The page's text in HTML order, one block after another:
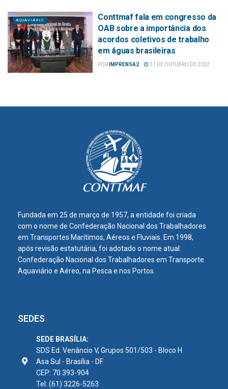
AQUAVIÁRIO
Conttmaf fala em congresso da
OAB sobre a importância dos
acordos coletivos de trabalho
em águas brasileiras
POR IMPRENSA2 31 DE OUTUBRO DE 2022
Fundada em 25 de março de 1957, a entidade foi criada
com o nome de Confederação Nacional dos Trabalhadores
em Transportes Marítimos, Aéreos e Fluviais. Em 1998,
após revisão estatutária, foi adotado o nome atual:
Confederação Nacional dos Trabalhadores em Transporte
Aquaviário e Aéreo, na Pesca e nos Portos.
SEDES
SEDE BRASÍLIA:
SDS Ed. Venâncio V, Grupos 501/503 - Bloco H
Asa Sul - Brasília - DF
CEP: 70.393-904
Tel: (61) 3226-5263